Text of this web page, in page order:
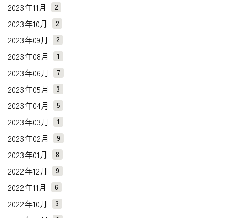
2023年11月 2
2023年10月 2
2023年09月 2
2023年08月 1
2023年06月 7
2023年05月 3
2023年04月 5
2023年03月 1
2023年02月 9
2023年01月 8
2022年12月 9
2022年11月 6
2022年10月 3